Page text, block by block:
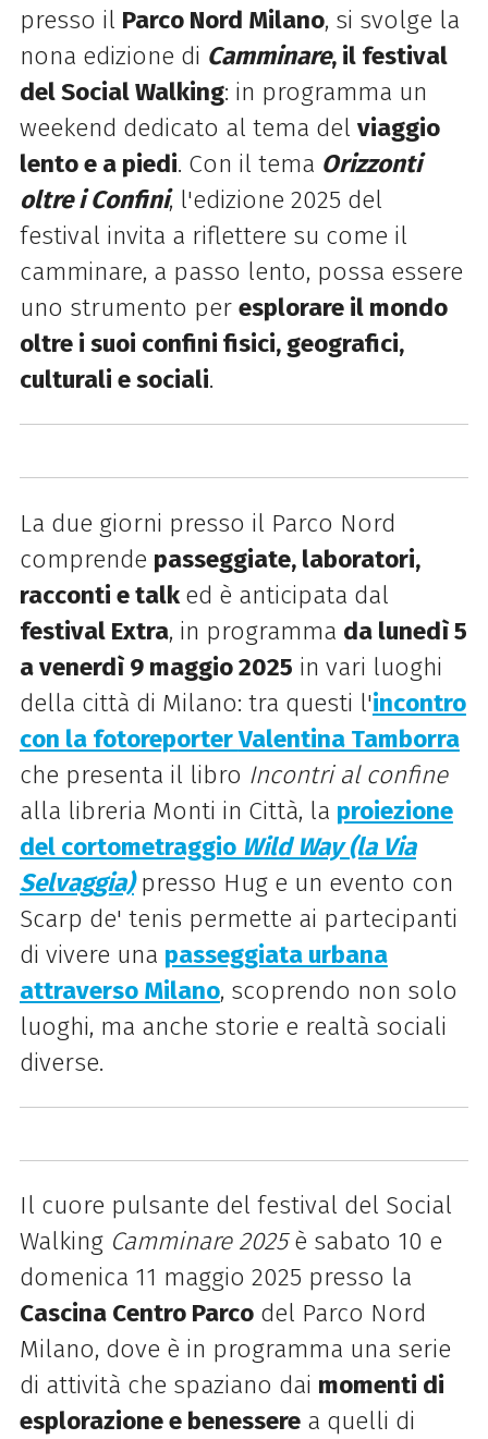
presso il Parco Nord Milano, si svolge la
nona edizione di Camminare, il festival
del Social Walking: in programma un
weekend dedicato al tema del viaggio
lento e a piedi. Con il tema Orizzonti
oltre i Confini, l'edizione 2025 del
festival invita a riflettere su come il
camminare, a passo lento, possa essere
uno strumento per esplorare il mondo
oltre i suoi confini fisici, geografici,
culturali e sociali.
La due giorni presso il Parco Nord
comprende passeggiate, laboratori,
racconti e talked è anticipata dal
festival Extra, in programma da lunedì 5
a venerdì 9 maggio 2025 in vari luoghi
della città di Milano: tra questi l'incontro
con la fotoreporterValentina Tamborra
che presenta il libro Incontri al confine
alla libreria Monti in Città, la proiezione
del cortometraggio Wild Way (la Via
Selvaggia)presso Hug e un evento con
Scarp de' tenis permette ai partecipanti
di vivere una passeggiata urbana
attraverso Milano, scoprendo non solo
luoghi, ma anche storie e realtà sociali
diverse.
Il cuore pulsante del festival del Social
Walking Camminare 2025è sabato 10 e
domenica 11 maggio 2025 presso la
Cascina Centro Parcodel Parco Nord
Milano, dove è in programma una serie
di attività che spaziano dai momenti di
esplorazione e benesserea quelli di